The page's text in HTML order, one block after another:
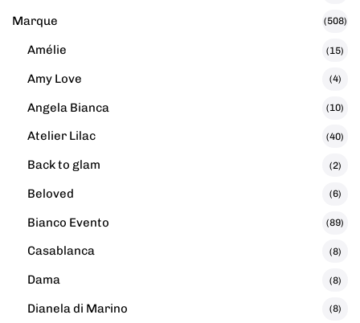
Marque (508)
Amélie (15)
Amy Love (4)
Angela Bianca (10)
Atelier Lilac (40)
Back to glam (2)
Beloved (6)
Bianco Evento (89)
Casablanca (8)
Dama (8)
Dianela di Marino (8)